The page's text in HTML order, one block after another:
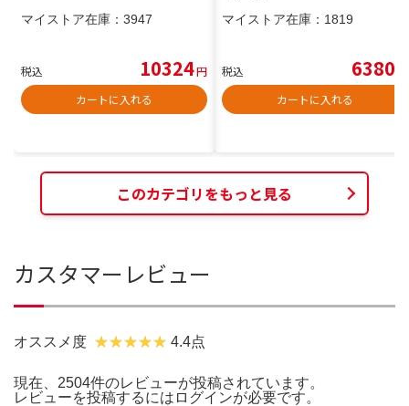
マイストア在庫： 3947
税込 10324円
カートに入れる
マイストア在庫： 1819
税込 6380
カートに入れる
このカテゴリをもっと見る
カスタマーレビュー
オススメ度 4.4点
現在、2504件のレビューが投稿されています。
レビューを投稿するには ログインが必要です。